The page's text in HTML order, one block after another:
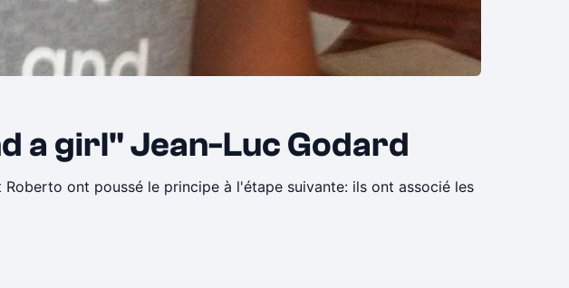
a girl" Jean-Luc Godard
ont poussé le principe à l'étape suivante: ils ont associé les